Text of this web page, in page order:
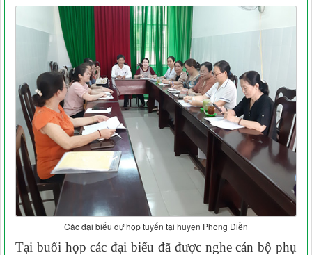
Các đại biểu dự họp tuyến tại huyện Phong Điền
Tại buổi họp các đại biểu đã được nghe cán bộ phụ